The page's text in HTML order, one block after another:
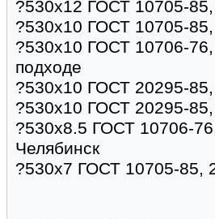
?530х12 ГОСТ 10705-
?530х10 ГОСТ 10705-
?530х10 ГОСТ 10706-
подходе
?530х10 ГОСТ 20295-
?530х10 ГОСТ 20295-
?530х8.5 ГОСТ 10706-
Челябинск
?530х7 ГОСТ 10705-85,